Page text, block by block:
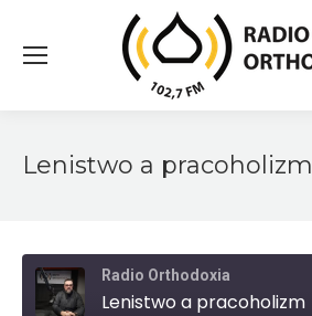
Lenistwo a pracoholizm
Radio Orthodoxia
Lenistwo a pracoholizm